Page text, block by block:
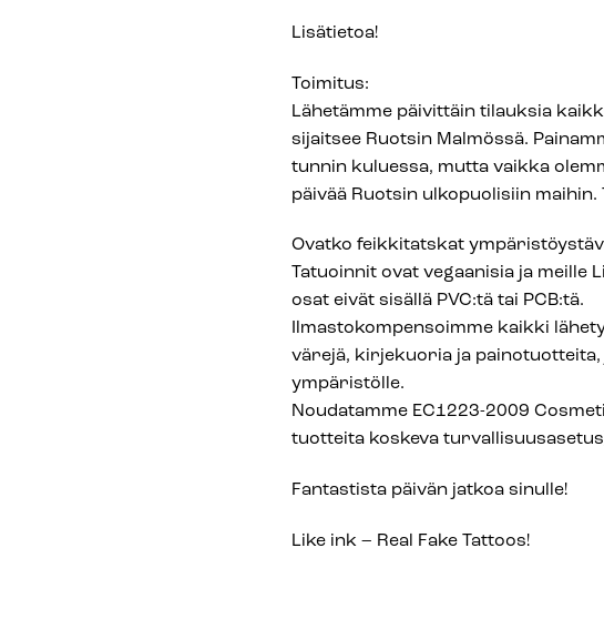
Lisätietoa!
Toimitus:
Lähetämme päivittäin tilauksia
sijaitsee Ruotsin Malmössä.
tunnin kuluessa, mutta vaikka
päivää Ruotsin ulkopuolisiin
Ovatko feikkitatskat
Tatuoinnit ovat vegaanisia ja meille
osat eivät sisällä PVC:tä tai PCB:tä.
Ilmastokompensoimme kaikki
värejä, kirjekuoria ja
ympäristölle.
Noudatamme EC1223-2009
tuotteita koskeva
Fantastista päivän jatkoa sinulle!
Like ink – Real Fake Tattoos!